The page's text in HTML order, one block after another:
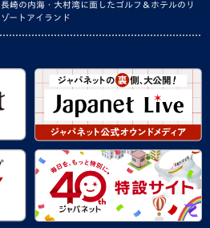
長崎の内海・大村湾に面したゴルフ＆ホテルのリ
ゾートアイランド